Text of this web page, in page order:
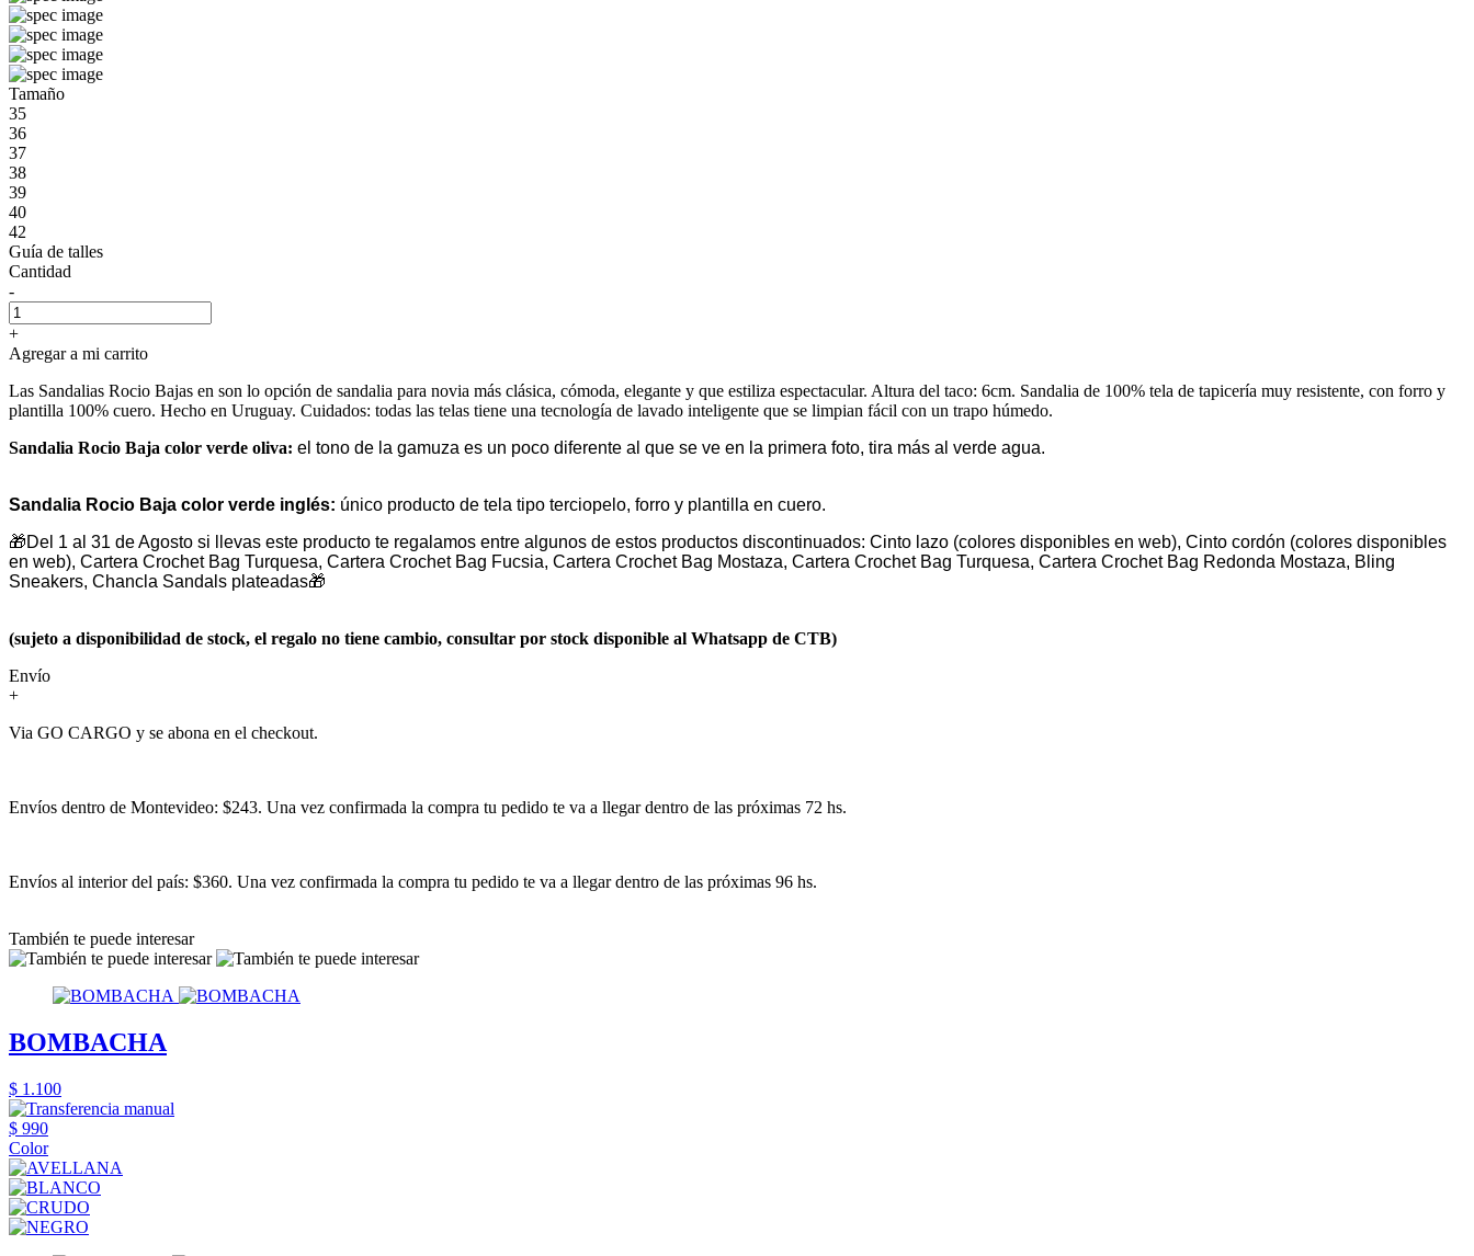
Tamaño
35
36
37
38
39
40
42
Guía de talles
Cantidad
-
+
Agregar a mi carrito
Las Sandalias Rocio Bajas en son lo opción de sandalia para novia más clásica, cómoda, elegante y que estiliza espectacular. Altura del taco: 6cm. Sandalia de 100% tela de tapicería muy resistente, con forro y
plantilla 100% cuero. Hecho en Uruguay. Cuidados: todas las telas tiene una tecnología de lavado inteligente que se limpian fácil con un trapo húmedo.
Sandalia Rocio Baja color verde oliva: el tono de la gamuza es un poco diferente al que se ve en la primera foto, tira más al verde agua.
Sandalia Rocio Baja color verde inglés: único producto de tela tipo terciopelo, forro y plantilla en cuero.
🎁Del 1 al 31 de Agosto si llevas este producto te regalamos entre algunos de estos productos discontinuados: Cinto lazo (colores disponibles en web), Cinto cordón (colores disponibles
en web), Cartera Crochet Bag Turquesa, Cartera Crochet Bag Fucsia, Cartera Crochet Bag Mostaza, Cartera Crochet Bag Turquesa, Cartera Crochet Bag Redonda Mostaza, Bling
Sneakers, Chancla Sandals plateadas🎁
(sujeto a disponibilidad de stock, el regalo no tiene cambio, consultar por stock disponible al Whatsapp de CTB)
Envío
+
Via GO CARGO y se abona en el checkout.
Envíos dentro de Montevideo: $243. Una vez confirmada la compra tu pedido te va a llegar dentro de las próximas 72 hs.
Envíos al interior del país: $360. Una vez confirmada la compra tu pedido te va a llegar dentro de las próximas 96 hs.
También te puede interesar
BOMBACHA
$ 1.100
$ 990
Color